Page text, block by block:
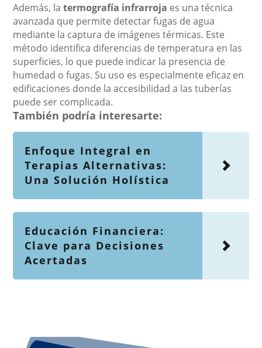
Además, latermografía infrarroja es una técnica
avanzada que permite detectar fugas de agua
mediante la captura de imágenes térmicas. Este
método identifica diferencias de temperatura en las
superficies, lo que puede indicar la presencia de
humedad o fugas. Su uso es especialmente eficaz en
edificaciones donde la accesibilidad a las tuberías
puede ser complicada.
También podría interesarte:
Enfoque Integral en
Terapias Alternativas:
Una Solución Holística
Educación Financiera:
Clave para Decisiones
Acertadas